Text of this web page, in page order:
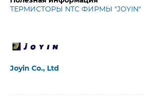
ТЕРМИСТОРЫ NTC ФИРМЫ "JOYIN"
Joyin Co., Ltd